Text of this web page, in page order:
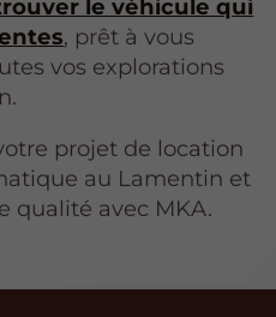
le véhicule qui
, prêt à vous
vos explorations
projet de location
au Lamentin et
qualité avec MKA.